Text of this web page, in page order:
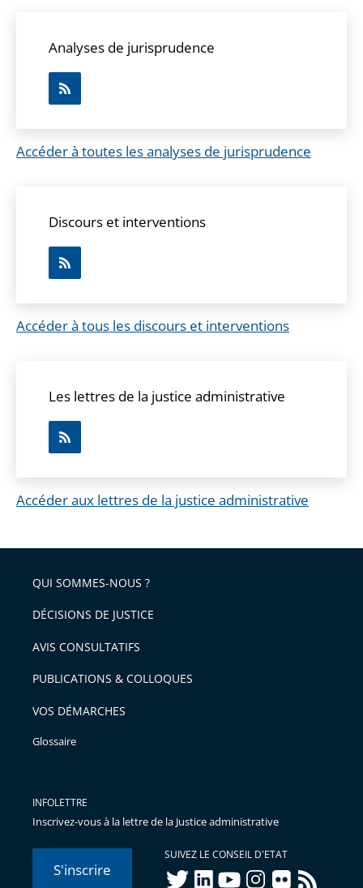
Analyses de jurisprudence
Accéder à toutes les analyses de jurisprudence
Discours et interventions
Accéder à tous les discours et interventions
Les lettres de la justice administrative
Accéder aux lettres de la justice administrative
QUI SOMMES-NOUS ?
DÉCISIONS DE JUSTICE
AVIS CONSULTATIFS
PUBLICATIONS & COLLOQUES
VOS DÉMARCHES
Glossaire
INFOLETTRE
Inscrivez-vous à la lettre de la Justice administrative
S'inscrire
SUIVEZ LE CONSEIL D'ETAT
twitterlinkedInyoutubeinstagram
flickr rss